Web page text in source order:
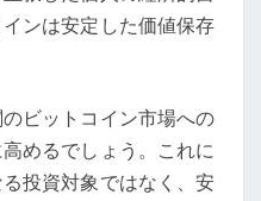
ンは安定した価値保存
ビットコイン市場への
めるでしょう。これに
投資対象ではなく、安